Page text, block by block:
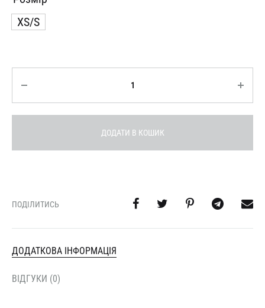
XS/S
ДОДАТИ В КОШИК
ПОДІЛИТИСЬ
ДОДАТКОВА ІНФОРМАЦІЯ
ВІДГУКИ (0)